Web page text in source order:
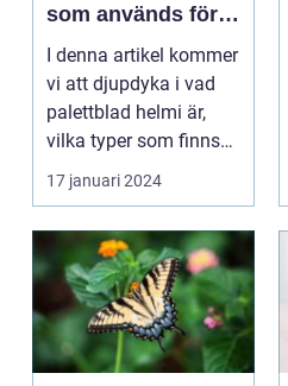
som används för
att skapa färg och
liv i hem och
trädgårdar
I denna artikel kommer
vi att djupdyka i vad
palettblad helmi är,
vilka typer som finns
tillgängliga...
17 januari 2024